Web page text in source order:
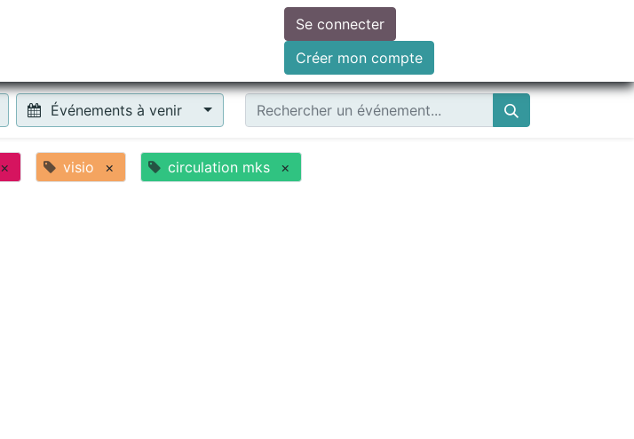
Faire un don
Se connecter
Créer mon compte
Événements à venir
× visio × circulation mks ×